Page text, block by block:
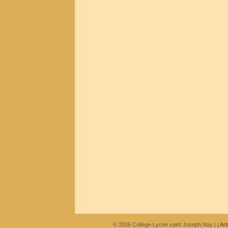
© 2026 Collège-Lycée saint Joseph Nay | |